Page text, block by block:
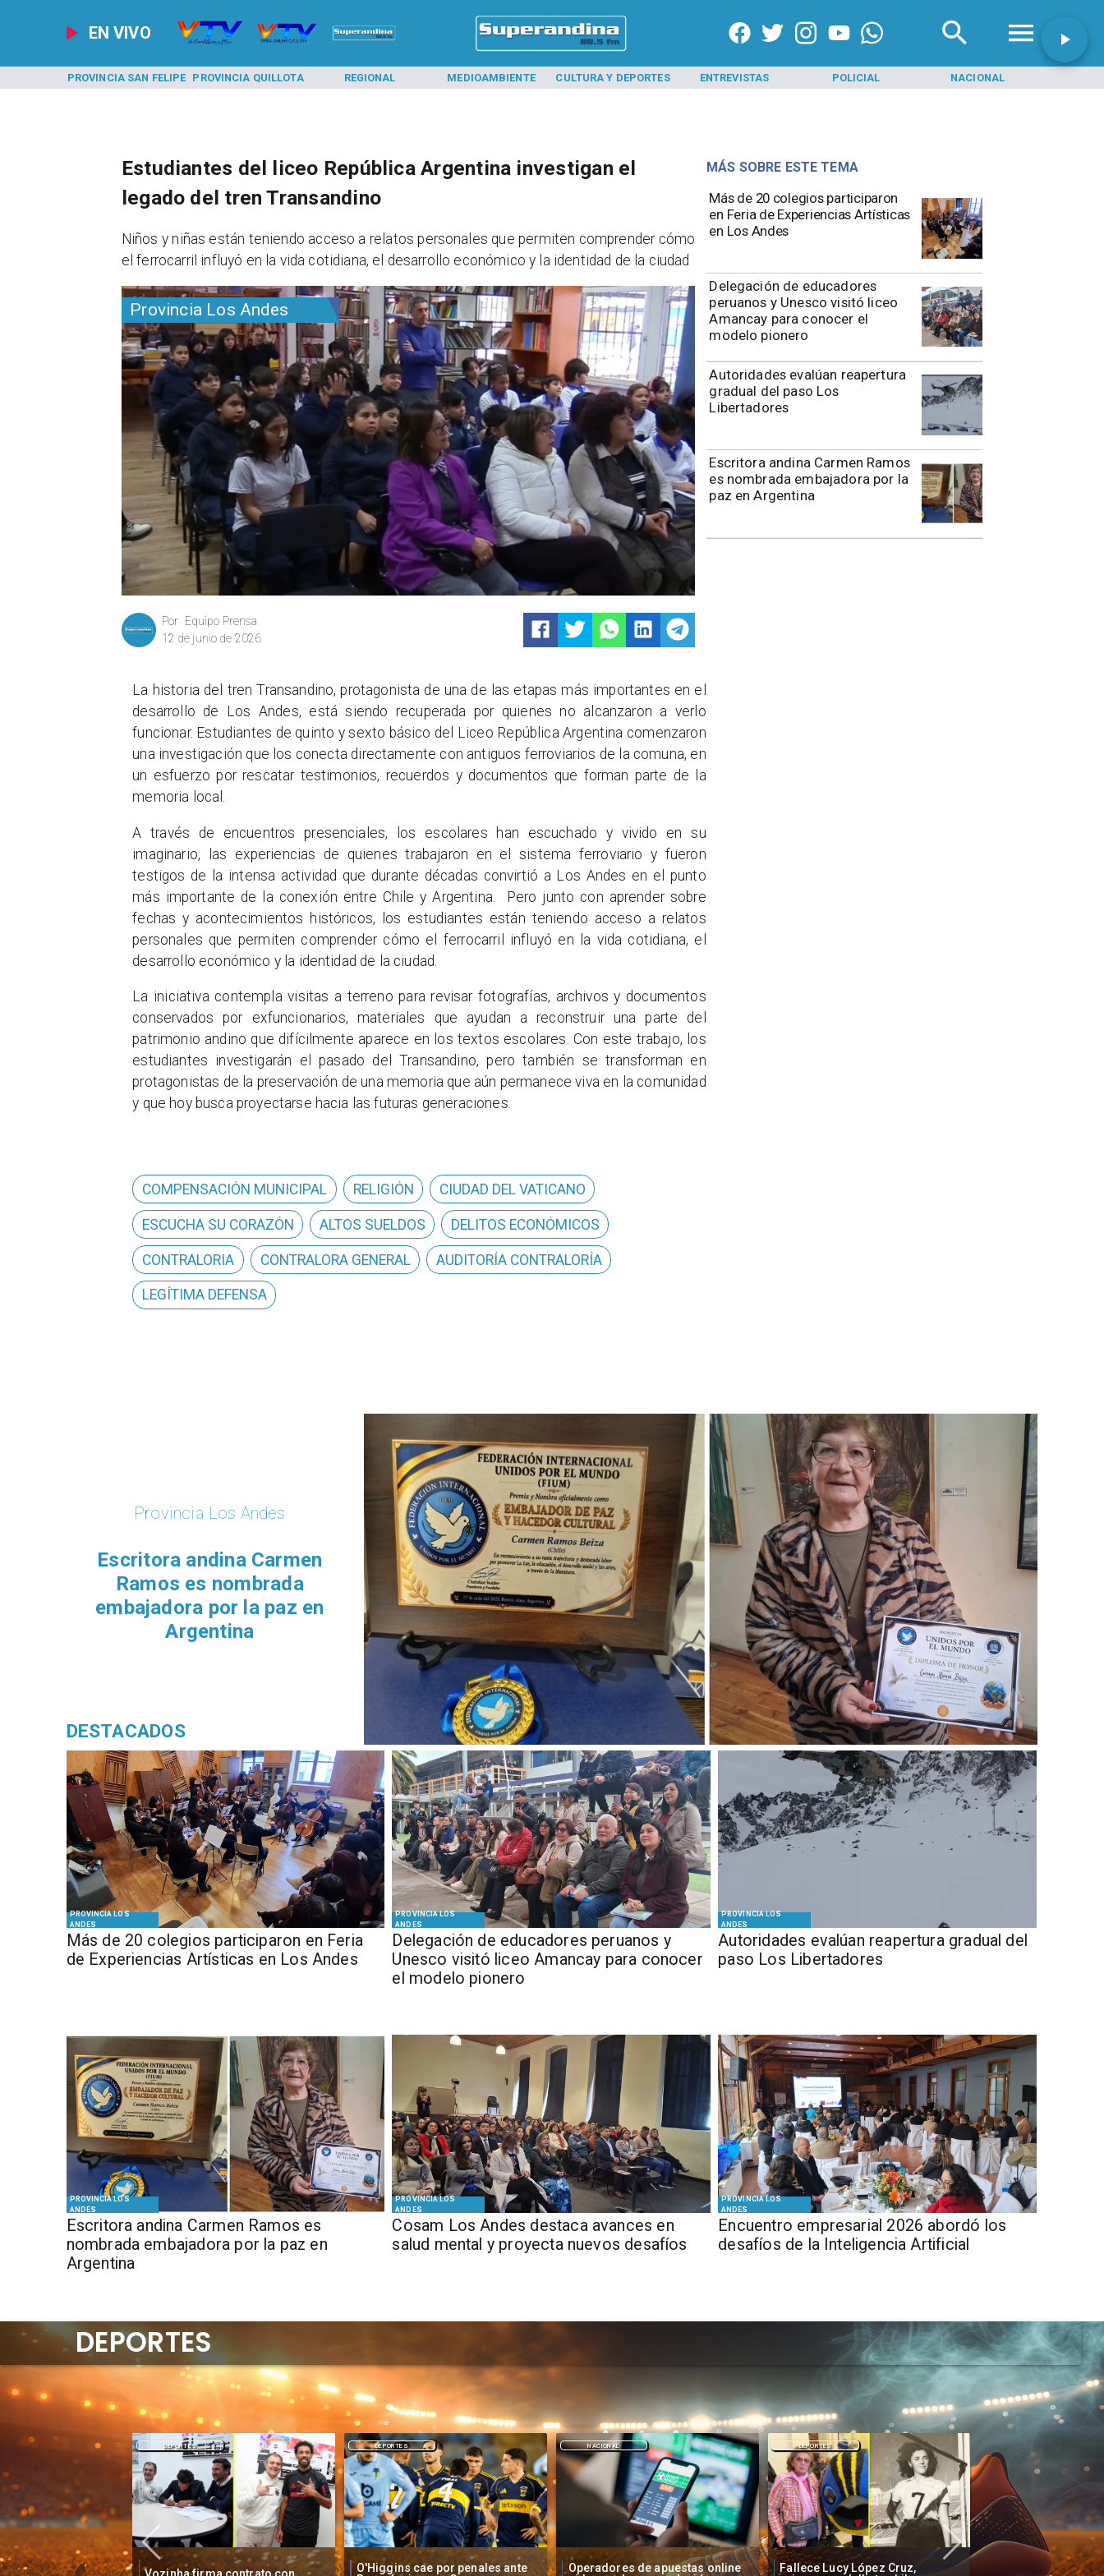
EN VIVO
PROVINCIA SAN FELIPE PROVINCIA QUILLOTA REGIONAL MEDIOAMBIENTE CULTURA Y DEPORTES ENTREVISTAS POLICIAL NACIONAL
Provincia Los Andes
Equipo Prensa
Por
12 de junio de 2026
Más de 20 colegios participaron
en Feria de Experiencias Artísticas
en Los Andes
Delegación de educadores
peruanos y Unesco visitó liceo
Amancay para conocer el
modelo pionero
​​Autoridades evalúan reapertura
gradual del paso Los
Libertadores
Escritora andina Carmen Ramos
es nombrada embajadora por la
paz en Argentina
MÁS SOBRE ESTE TEMA
Estudiantes del liceo República Argentina investigan el
legado del tren Transandino
​Niños y niñas están teniendo acceso a relatos personales que permiten comprender cómo
el ferrocarril influyó en la vida cotidiana, el desarrollo económico y la identidad de la ciudad
La historia del tren Transandino, protagonista de una de las etapas más importantes en el
desarrollo de Los Andes, está siendo recuperada por quienes no alcanzaron a verlo
funcionar. Estudiantes de quinto y sexto básico del Liceo República Argentina comenzaron
una investigación que los conecta directamente con antiguos ferroviarios de la comuna, en
un esfuerzo por rescatar testimonios, recuerdos y documentos que forman parte de la
memoria local.
A través de encuentros presenciales, los escolares han escuchado y vivido en su
imaginario, las experiencias de quienes trabajaron en el sistema ferroviario y fueron
testigos de la intensa actividad que durante décadas convirtió a Los Andes en el punto
más importante de la conexión entre Chile y Argentina. Pero junto con aprender sobre
fechas y acontecimientos históricos, los estudiantes están teniendo acceso a relatos
personales que permiten comprender cómo el ferrocarril influyó en la vida cotidiana, el
desarrollo económico y la identidad de la ciudad.
La iniciativa contempla visitas a terreno para revisar fotografías, archivos y documentos
conservados por exfuncionarios, materiales que ayudan a reconstruir una parte del
patrimonio andino que difícilmente aparece en los textos escolares. Con este trabajo, los
estudiantes investigarán el pasado del Transandino, pero también se transforman en
protagonistas de la preservación de una memoria que aún permanece viva en la comunidad
y que hoy busca proyectarse hacia las futuras generaciones.
COMPENSACIÓN MUNICIPAL RELIGIÓN CIUDAD DEL VATICANO
ESCUCHA SU CORAZÓN ALTOS SUELDOS DELITOS ECONÓMICOS
CONTRALORIA CONTRALORA GENERAL AUDITORÍA CONTRALORÍA
LEGÍTIMA DEFENSA
PROVINCIA LOS
ANDES
Más de 20 colegios participaron en Feria
de Experiencias Artísticas en Los Andes
PROVINCIA LOS
ANDES
Delegación de educadores peruanos y
Unesco visitó liceo Amancay para conocer
el modelo pionero
PROVINCIA LOS
ANDES
​​Autoridades evalúan reapertura gradual del
paso Los Libertadores
PROVINCIA LOS
ANDES
Escritora andina Carmen Ramos es
nombrada embajadora por la paz en
Argentina
PROVINCIA LOS
ANDES
Cosam Los Andes destaca avances en
salud mental y proyecta nuevos desafíos
PROVINCIA LOS
ANDES
Encuentro empresarial 2026 abordó los
desafíos de la Inteligencia Artificial
Provincia Los Andes
Escritora andina Carmen
Ramos es nombrada
embajadora por la paz en
Argentina
DESTACADOS
O'Higgins cae por penales ante
DEPORTES
Operadores de apuestas online
NACIONAL
Fallece Lucy López Cruz,
DEPORTES DEPORTES
Inauguración
DEPORTES